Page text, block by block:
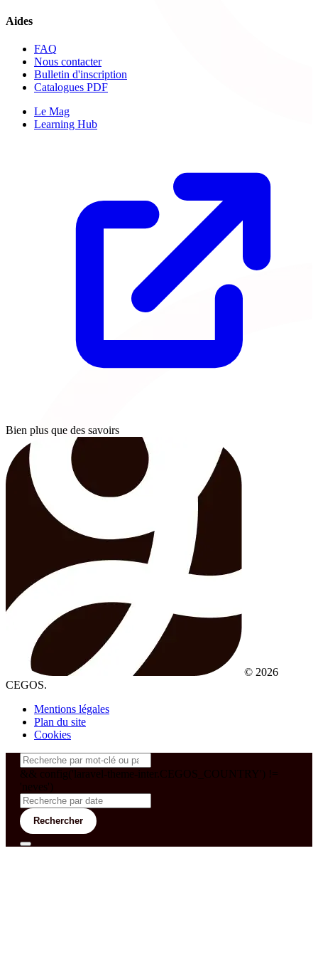
Aides
FAQ
Nous contacter
Bulletin d'inscription
Catalogues PDF
Le Mag
Learning Hub
Bien plus que des savoirs
© 2026
CEGOS.
Mentions légales
Plan du site
Cookies
&& config('laravel-theme-inter.CEGOS_COUNTRY') !=
'neves')
Rechercher